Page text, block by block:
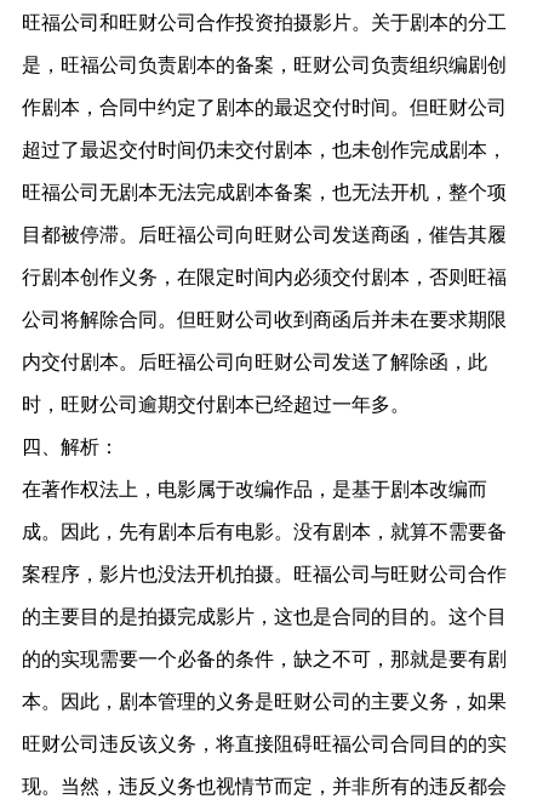
旺福公司和旺财公司合作投资拍摄影片。关于剧本的分工
是，旺福公司负责剧本的备案，旺财公司负责组织编剧创
作剧本，合同中约定了剧本的最迟交付时间。但旺财公司
超过了最迟交付时间仍未交付剧本，也未创作完成剧本，
旺福公司无剧本无法完成剧本备案，也无法开机，整个项
目都被停滞。后旺福公司向旺财公司发送商函，催告其履
行剧本创作义务，在限定时间内必须交付剧本，否则旺福
公司将解除合同。但旺财公司收到商函后并未在要求期限
内交付剧本。后旺福公司向旺财公司发送了解除函，此
时，旺财公司逾期交付剧本已经超过一年多。
四、解析：
在著作权法上，电影属于改编作品，是基于剧本改编而
成。因此，先有剧本后有电影。没有剧本，就算不需要备
案程序，影片也没法开机拍摄。旺福公司与旺财公司合作
的主要目的是拍摄完成影片，这也是合同的目的。这个目
的的实现需要一个必备的条件，缺之不可，那就是要有剧
本。因此，剧本管理的义务是旺财公司的主要义务，如果
旺财公司违反该义务，将直接阻碍旺福公司合同目的的实
现。当然，违反义务也视情节而定，并非所有的违反都会